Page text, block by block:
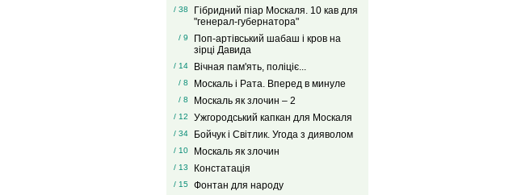
/ 38
Гібридний піар Москаля. 10 кав для
"генерал-губернатора"
/ 9
Поп-артівський шабаш і кров на
зірці Давида
/ 14 Вічная пам'ять, поліціє...
/ 8 Москаль і Рата. Вперед в минуле
/ 8 Москаль як злочин – 2
/ 12 Ужгородський капкан для Москаля
/ 34 Бойчук і Світлик. Угода з дияволом
/ 10 Москаль як злочин
/ 13 Констатація
/ 15 Фонтан для народу